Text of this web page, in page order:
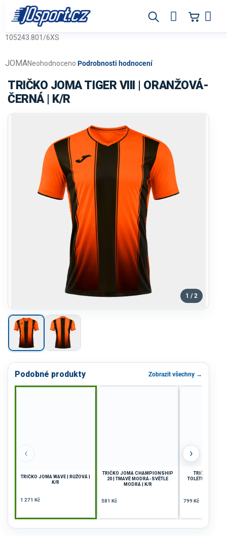
obsah
105243.801/6XS
Průměrné
produktu
je
0,0
Neohodnoceno Podrobnosti hodnocení
JOMA
TRIČKO JOMA TIGER VIII | ORANŽOVÁ-
ČERNÁ | K/R
1 / 2
Podobné produkty Zobrazit všechny →
‹
TRIČKO JOMA WAVE | RŮŽOVÁ |
K/R
1 271 Kč
TRIČKO JOMA CHAMPIONSHIP
20 | TMAVĚ MODRÁ-SVĚTLE
MODRÁ | K/R
581 Kč
TRIČKO
TOLETUM VII |
799 Kč
›